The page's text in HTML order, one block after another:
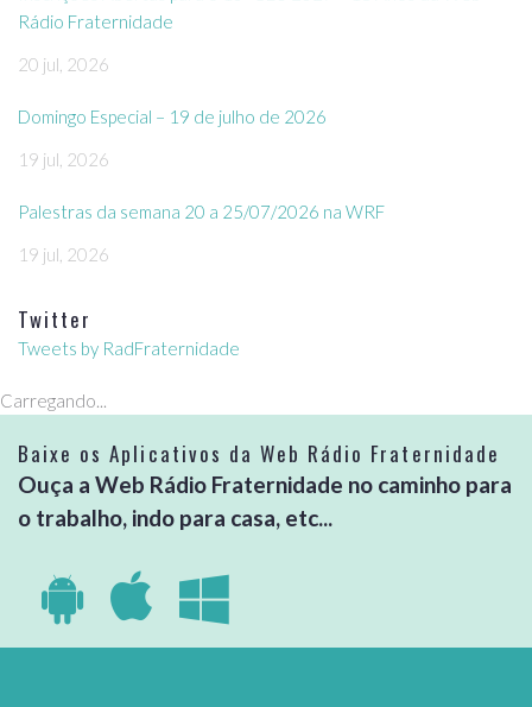
Rádio Fraternidade
20 jul, 2026
Domingo Especial – 19 de julho de 2026
19 jul, 2026
Palestras da semana 20 a 25/07/2026 na WRF
19 jul, 2026
Twitter
Tweets by RadFraternidade
Carregando...
Baixe os Aplicativos da Web Rádio Fraternidade
Ouça a Web Rádio Fraternidade no caminho para
o trabalho, indo para casa, etc...